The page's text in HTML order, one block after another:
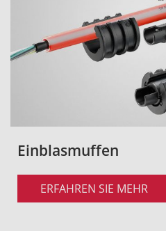
Einblasmuffen
ERFAHREN SIE MEHR